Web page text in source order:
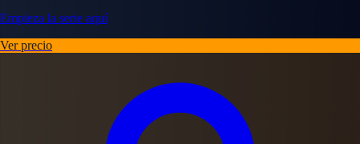
Empieza la serie aquí
Ver precio